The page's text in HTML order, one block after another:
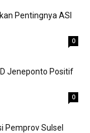
Pentingnya ASI
0
Jeneponto Positif
0
Pemprov Sulsel